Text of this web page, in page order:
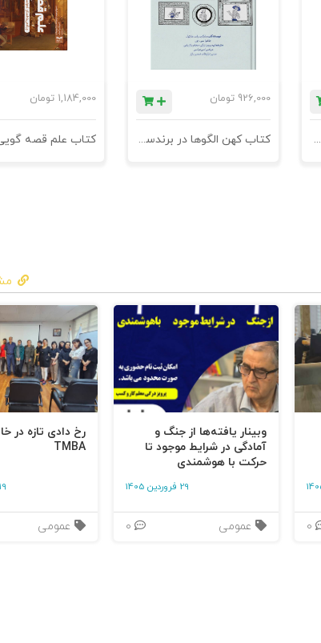
کتاب بازاریابی رفتاری - چاپ سوم
926,000 تومان
کتاب کهن الگوها در برندسازی - ابزاری برای خلاقها و استراتژیست ها
1,184,000 تومان
وبینار یافته‌ها از جنگ و
آمادگی در شرایط موجود تا
حرکت با هوشمندی
29 فروردین 1405
عمومی
رخ دادی تازه در
TMBA
19 فروردین 1405
عمومی